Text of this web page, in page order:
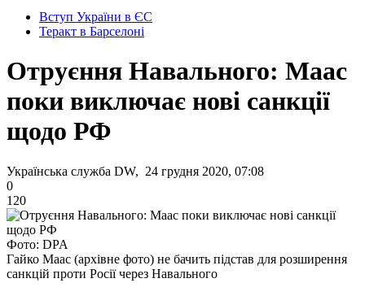
Вступ України в ЄС
Теракт в Барселоні
Отруєння Навального: Маас
поки виключає нові санкції
щодо РФ
Українська служба DW, 24 грудня 2020, 07:08
0
120
Фото: DPA
Гайко Маас (архівне фото) не бачить підстав для розширення
санкцій проти Росії через Навального